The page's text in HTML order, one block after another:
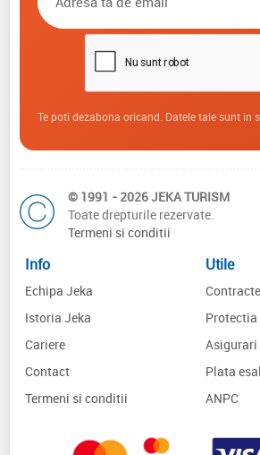
Te poti dezabona oricand. Datele tale sunt in
© 1991 - 2026 JEKA TURISM
Toate drepturile rezervate.
Termeni si conditii
Info
Echipa Jeka
Istoria Jeka
Cariere
Contact
Termeni si conditii
Utile
Contracte
Asigurari
Plata
ANPC